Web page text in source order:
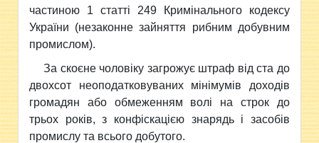
частиною 1 статті 249 Кримінального кодексу
України (незаконне зайняття рибним добувним
промислом).
За скоєне чоловіку загрожує штраф від ста до
двохсот неоподатковуваних мінімумів доходів
громадян або обмеженням волі на строк до
трьох років, з конфіскацією знарядь і засобів
промислу та всього добутого.